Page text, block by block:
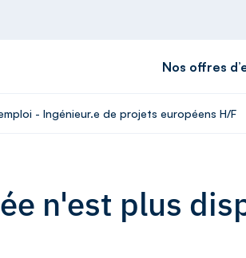
Nos offres
- Ingénieur.e de projets européens H/F
n'est plus